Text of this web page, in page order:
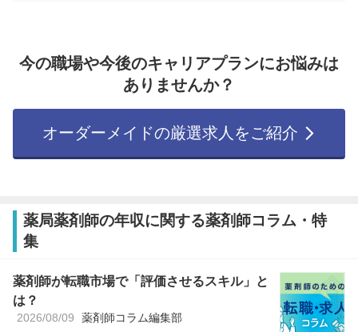
今の職場や今後のキャリアプランにお悩みは
ありませんか？
オーダーメイドの厳選求人をご紹介
薬局薬剤師の年収に関する薬剤師コラム・特
集
薬剤師が転職市場で「評価させるスキル」と
は？
2026/08/09 薬剤師コラム編集部